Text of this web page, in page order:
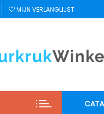
MIJN VERLANGLIJST